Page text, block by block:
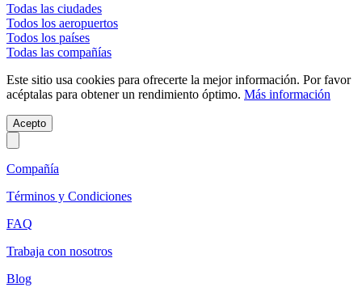
Todas las ciudades
Todos los aeropuertos
Todos los países
Todas las compañías
Este sitio usa cookies para ofrecerte la mejor información. Por favor
acéptalas para obtener un rendimiento óptimo. Más información
Acepto
Compañía
Términos y Condiciones
FAQ
Trabaja con nosotros
Blog